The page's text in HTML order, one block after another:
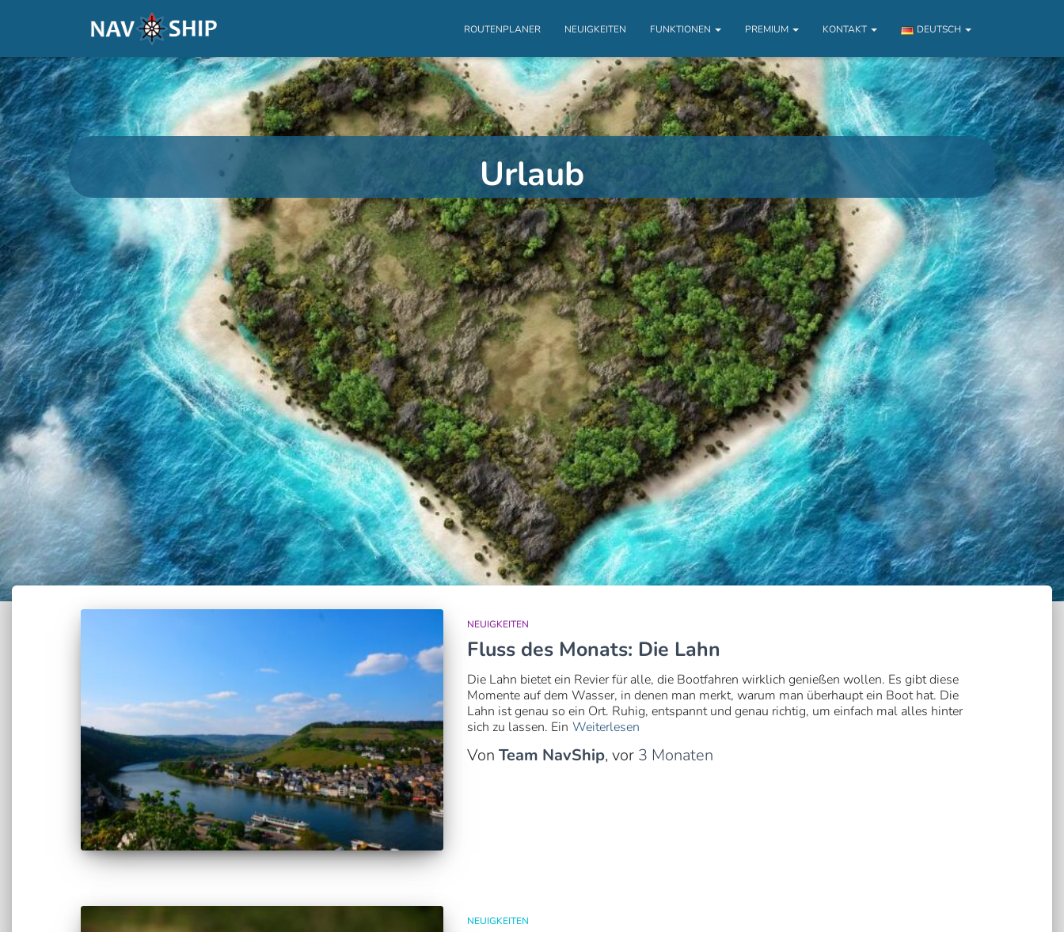
ROUTENPLANER NEUIGKEITEN FUNKTIONEN PREMIUM KONTAKT DEUTSCH
Urlaub
NEUIGKEITEN
Fluss des Monats: Die Lahn
Die Lahn bietet ein Revier für alle, die Bootfahren wirklich genießen wollen. Es gibt diese
Momente auf dem Wasser, in denen man merkt, warum man überhaupt ein Boot hat. Die
Lahn ist genau so ein Ort. Ruhig, entspannt und genau richtig, um einfach mal alles hinter
sich zu lassen. Ein Weiterlesen
Von Team NavShip, vor 3 Monaten
NEUIGKEITEN